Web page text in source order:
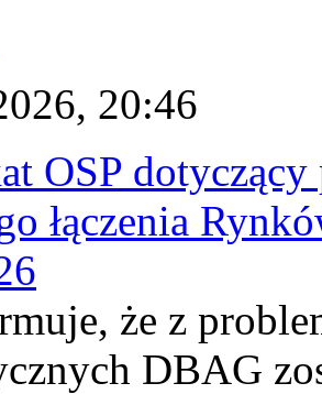
20:46
OSP
łączenia
że z
DBAG